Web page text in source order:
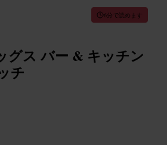
6分で読めます
グス バー & キッチン
チ